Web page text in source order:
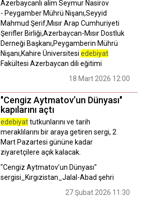
Azerbaycanlı alim Seymur Nasirov
- Peygamber Mührü Nişanı,Seyyid
Mahmud Şerif,Mısır Arap Cumhuriyeti
Şerifler Birliği,Azerbaycan-Mısır Dostluk
Derneği Başkanı,Peygamberin Mührü
Nişanı,Kahire Üniversitesi edebiyat
Fakültesi Azerbaycan dili eğitimi
18 Mart 2026 12:00
"Cengiz Aytmatov’un Dünyası"
kapılarını açtı
edebiyattutkunlarını ve tarih
meraklılarını bir araya getiren sergi, 2
Mart Pazartesi gününe kadar
ziyaretçilere açık kalacak.
"Cengiz Aytmatov’un Dünyası"
sergisi_Kırgızistan_Jalal-Abad şehri
27 Şubat 2026 11:30